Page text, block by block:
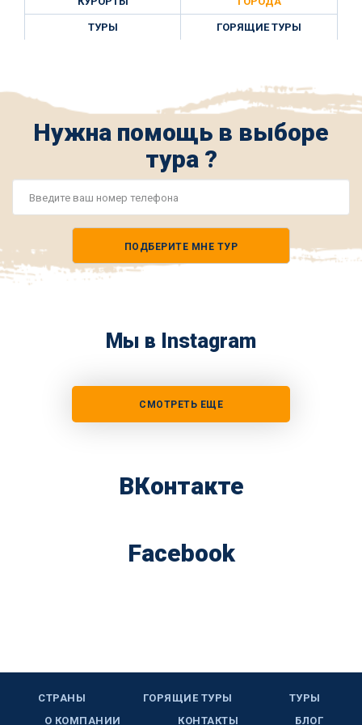
ТУРЫ ГОРЯЩИЕ ТУРЫ
Нужна помощь в выборе
тура ?
ПОДБЕРИТЕ МНЕ ТУР
Мы в Instagram
СМОТРЕТЬ ЕЩЕ
ВКонтакте
Facebook
СТРАНЫ ГОРЯЩИЕ ТУРЫ
ТУРЫ
О КОМПАНИИ
КОНТАКТЫ БЛОГ